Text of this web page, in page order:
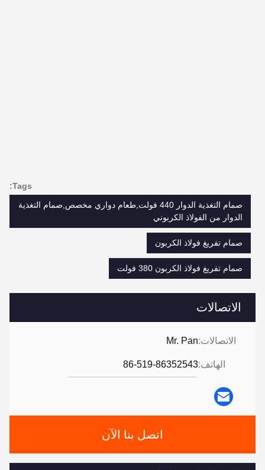
الاتصالات
الاتصالات:Mr. Pan
الهاتف:86-519-86352543
اتصل بنا الآن
Tags:
صمام التغذية الدوار 440 فولت,طعام دواري مخصص,صمام التغذية
الدوار من الفولاذ الكربوني
صمام تفريغ فولاذ الكربون
صمام تفريغ فولاذ الكربون 380 فولت